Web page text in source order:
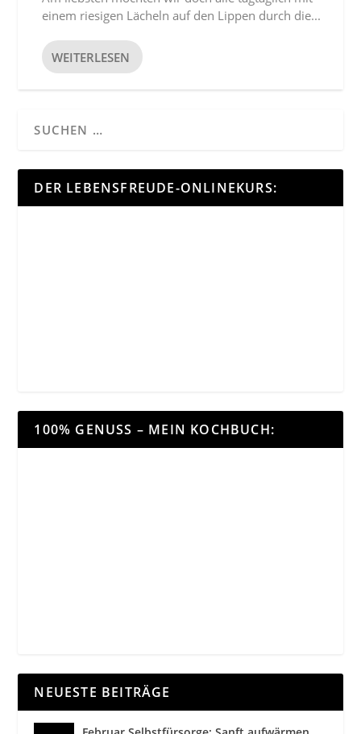
einem riesigen Lächeln auf den Lippen durch die...
WEITERLESEN
DER LEBENSFREUDE-ONLINEKURS:
100% GENUSS – MEIN KOCHBUCH:
NEUESTE BEITRÄGE